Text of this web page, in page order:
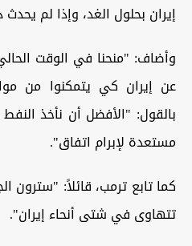
إيران بحلول الغد، وإذا لم
وأضاف: "منحنا في الوقت
عن إيران كي يتمكنوا من
بالقول: "الأفضل أن نأخذ
مستعدة لإبرام اتفاق".
كما تابع ترمب، قائلاً: "سترون
تتهاوى في شتى أنحاء إيران".